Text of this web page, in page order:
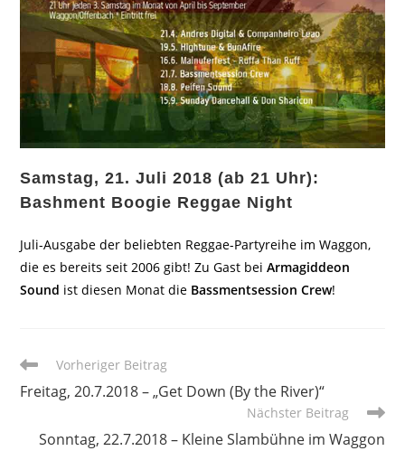
Samstag, 21. Juli 2018 (ab 21 Uhr):
Bashment Boogie Reggae Night
Juli-Ausgabe der beliebten Reggae-Partyreihe im Waggon,
die es bereits seit 2006 gibt! Zu Gast beiArmagiddeon
Sound ist diesen Monat die Bassmentsession Crew!
Weitere
ansehen
Vorheriger Beitrag
Freitag, 20.7.2018 – „Get Down (By the River)“
Nächster Beitrag
Sonntag, 22.7.2018 – Kleine Slambühne im Waggon